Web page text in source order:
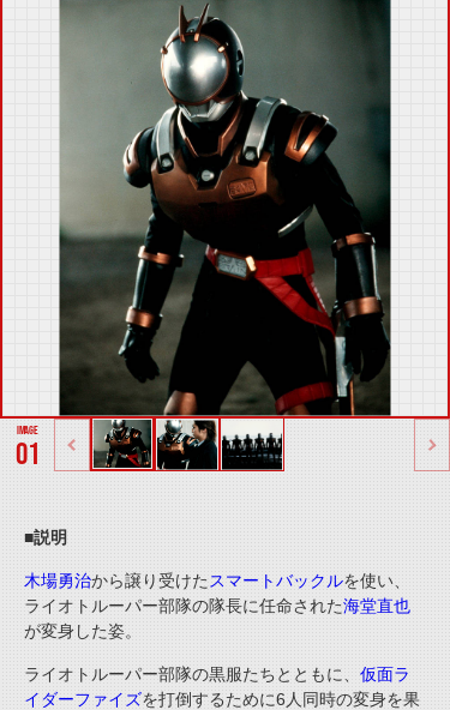
01
■説明
木場勇治から譲り受けた スマートバックルを使い、
ライオトルーパー部隊の隊長に任命された海堂直也
が変身した姿。
ライオトルーパー部隊の黒服たちとともに、 仮面ラ
イダーファイズを打倒するために6人同時の変身を果